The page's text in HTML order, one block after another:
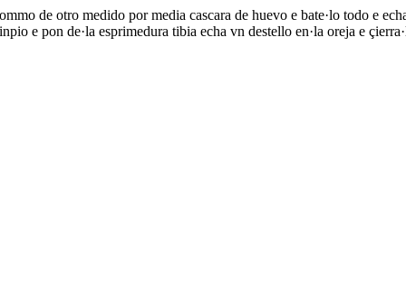
de otro medido por media cascara de huevo e bate·lo todo e
e pon de·la esprimedura tibia echa vn destello en·la oreja e